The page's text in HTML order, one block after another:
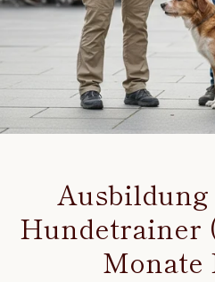
Ausbildung
Hundetrainer
Monate